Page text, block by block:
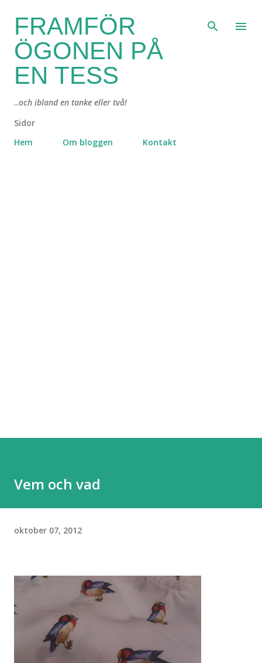
Fortsätt till huvudinnehåll
FRAMFÖR
ÖGONEN PÅ
EN TESS
..och ibland en tanke eller två!
Sidor
Hem
Om bloggen Kontakt
Vem och vad
oktober 07, 2012